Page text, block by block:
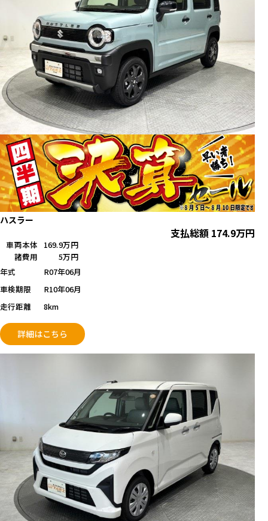
ハスラー
支払総額 174.9万円
車両本体
169.9万円
諸費用
5万円
年式
R07年06月
車検期限
R10年06月
走行距離
8km
詳細はこちら